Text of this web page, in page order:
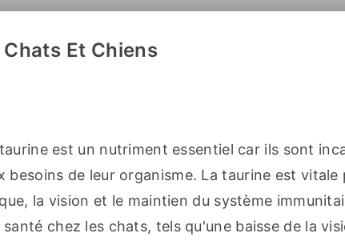
Et Chiens
est un nutriment essentiel car ils sont
besoins de leur organisme. La taurine est
la vision et le maintien du système
chez les chats, tels qu'une baisse de la